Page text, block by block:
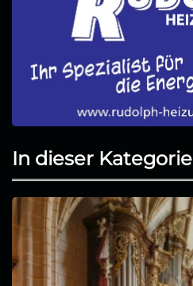
In dieser Kategorie